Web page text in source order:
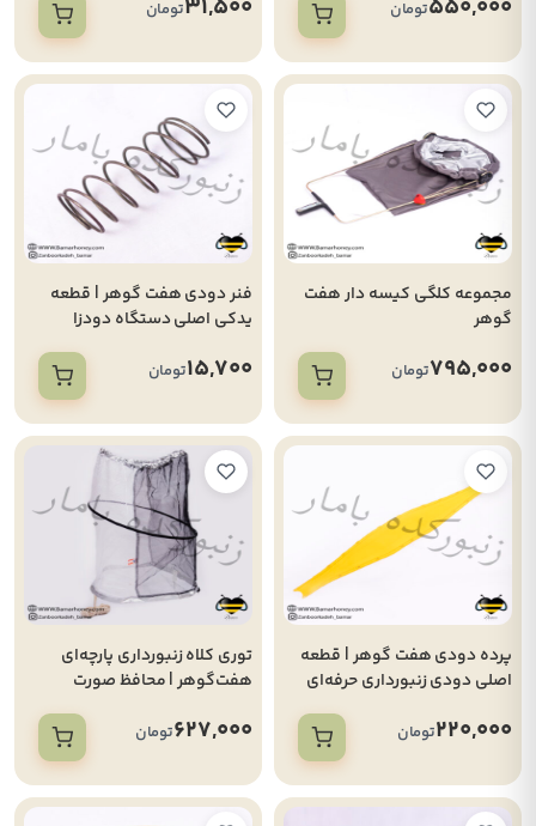
550,000تومان 31,500تومان
مجموعه کلگی کیسه دار هفت
گوهر
795,000تومان
فنر دودی هفت گوهر | قطعه
یدکی اصلی دستگاه دودزا
15,700تومان
پرده دودی هفت گوهر | قطعه
اصلی دودی زنبورداری حرفه‌ای
220,000تومان
توری کلاه زنبورداری پارچه‌ای
هفت‌گوهر | محافظ صورت
زنبور
627,000تومان